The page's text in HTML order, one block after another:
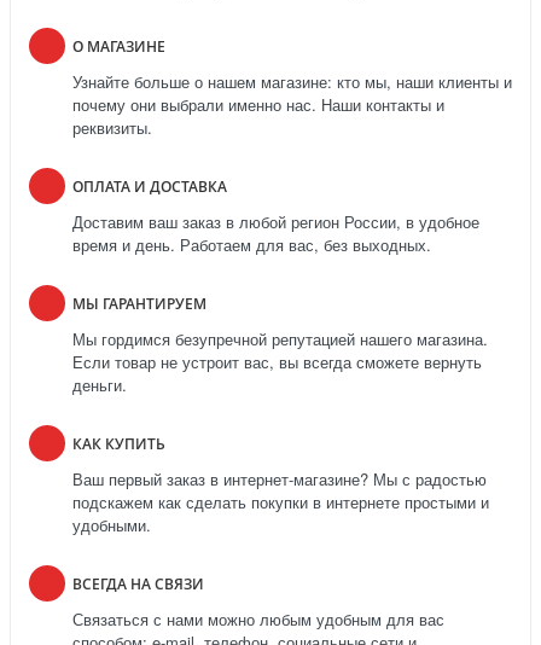
О МАГАЗИНЕ
Узнайте больше о нашем магазине: кто мы, наши клиенты и
почему они выбрали именно нас. Наши контакты и
реквизиты.
ОПЛАТА И ДОСТАВКА
Доставим ваш заказ в любой регион России, в удобное
время и день. Работаем для вас, без выходных.
МЫ ГАРАНТИРУЕМ
Мы гордимся безупречной репутацией нашего магазина.
Если товар не устроит вас, вы всегда сможете вернуть
деньги.
КАК КУПИТЬ
Ваш первый заказ в интернет-магазине? Мы с радостью
подскажем как сделать покупки в интернете простыми и
удобными.
ВСЕГДА НА СВЯЗИ
Связаться с нами можно любым удобным для вас